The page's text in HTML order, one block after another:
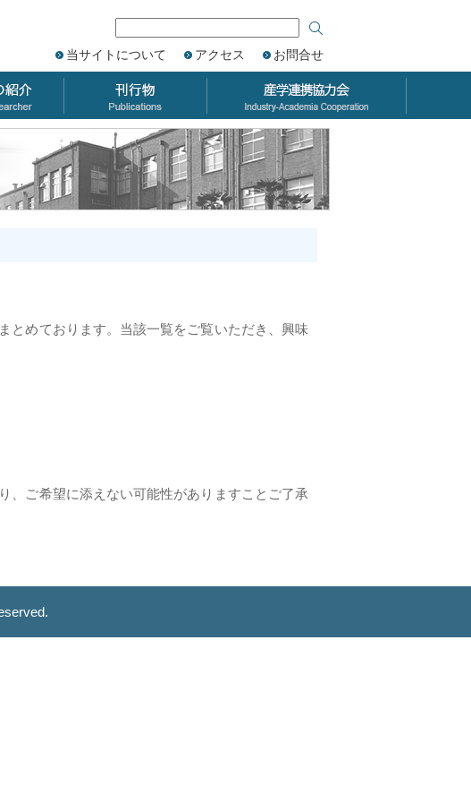
当サイトについて アクセス お問合せ
とめております。当該一覧をご覧いただき、興味
、ご希望に添えない可能性がありますことご了承